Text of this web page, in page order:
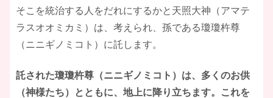
そこを統治する人をだれにするかと天照大神（アマテ
ラスオオミカミ）は、考えられ、孫である瓊瓊杵尊
（ニニギノミコト）に託します。
託された瓊瓊杵尊（ニニギノミコト）は、多くのお供
（神様たち）とともに、地上に降り立ちます。これを